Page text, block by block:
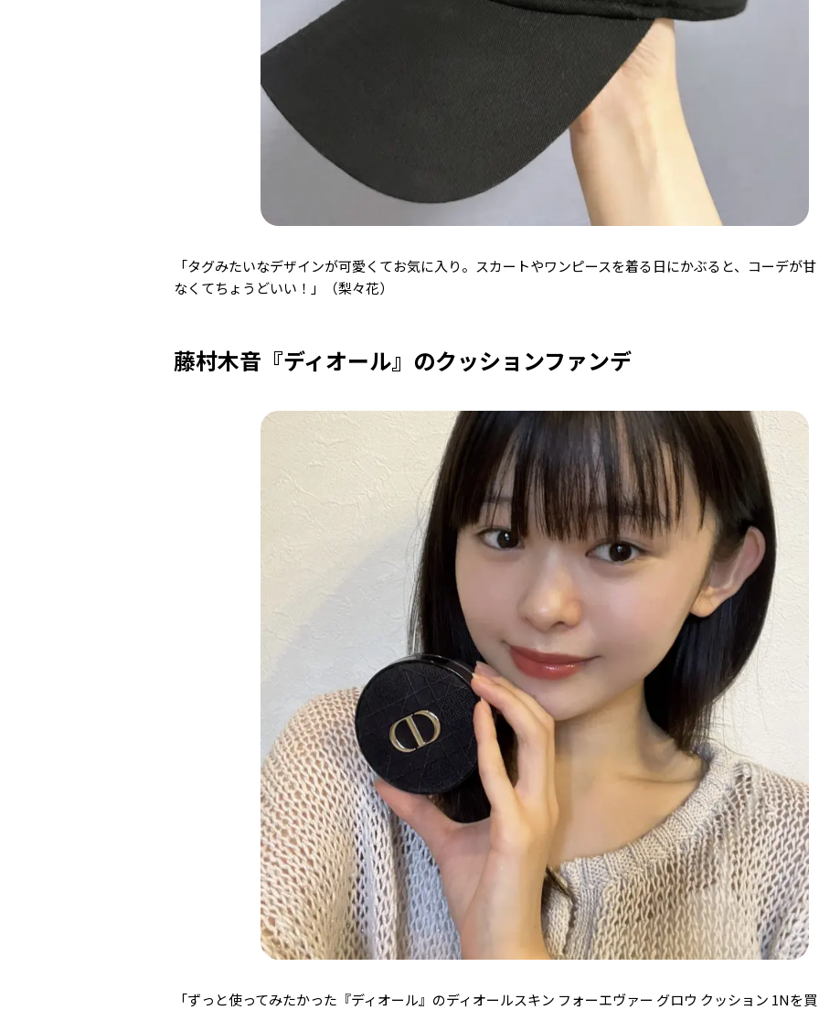
「タグみたいなデザインが可愛くてお気に入り。スカートやワンピースを着る日にかぶると、コーデが
なくてちょうどいい！」（梨々花）
藤村木音『ディオール』のクッションファンデ
「ずっと使ってみたかった『ディオール』のディオールスキン フォーエヴァー グロウ クッション 1Nを